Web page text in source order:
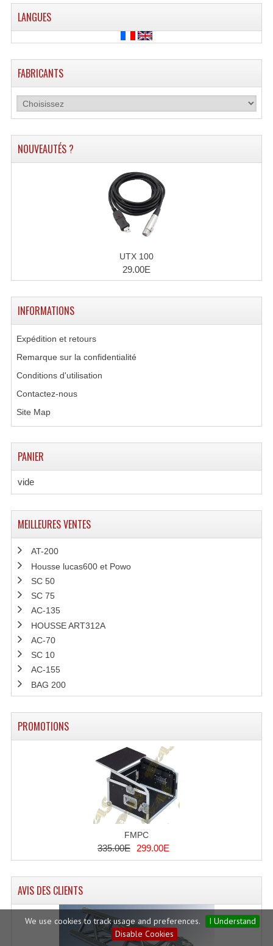
We use cookies to track usage and preferences.
I Understand
Disable Cookies
LANGUES
FABRICANTS
NOUVEAUTÉS ?
UTX 100
29.00E
INFORMATIONS
Expédition et retours
Remarque sur la confidentialité
Conditions d'utilisation
Contactez-nous
Site Map
PANIER
vide
MEILLEURES VENTES
AT-200
Housse lucas600 et Powo
SC 50
SC 75
AC-135
HOUSSE ART312A
AC-70
SC 10
AC-155
BAG 200
PROMOTIONS
FMPC
335.00E 299.00E
AVIS DES CLIENTS